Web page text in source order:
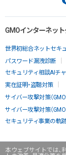
本ウェブサイトでは、
GMOインターネッ
世界初総合ネットセキ
パスワード漏洩診断
セキュリティ相談AIチ
実在証明・盗聴対策
サイバー攻撃対策（
サイバー攻撃対策（GMO
セキュリティ事業の軌